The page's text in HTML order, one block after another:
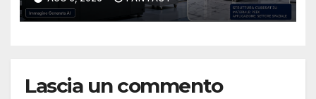
Lascia un commento